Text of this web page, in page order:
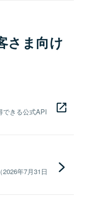
さま向け
できる公式API
年7月31日